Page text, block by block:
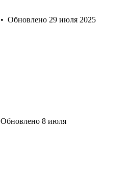
• Обновлено 29 июля 2025
Обновлено 8 июля